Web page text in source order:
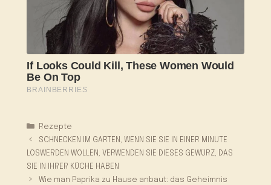
Kategorien
Rezepte
SCHNECKEN IM GARTEN, WENN SIE SIE IN EINER MINUTE
LOSWERDEN WOLLEN, VERWENDEN SIE DIESES GEWÜRZ, DAS
SIE IN IHRER KÜCHE HABEN
Wie man Paprika zu Hause anbaut: das Geheimnis